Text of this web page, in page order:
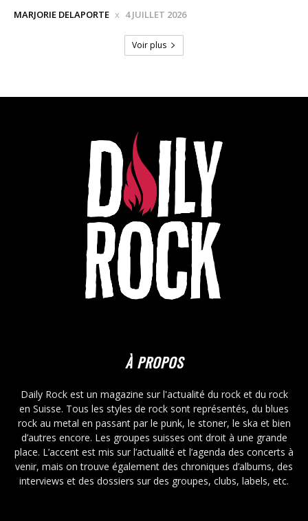
MARJORIE DELAPORTE 4 JUILLET 2026
Voir plus
À PROPOS
Daily Rock est un magazine sur l'actualité du rock et du rock
en Suisse. Tous les styles de rock sont représentés, du blues
rock au metal en passant par le punk, le stoner, le ska et bien
d’autres encore. Les groupes suisses ont droit à une grande
place. L’accent est mis sur l’actualité et l’agenda des concerts à
venir, mais on trouve également des chroniques d’albums, des
interviews et des dossiers sur des groupes, clubs, labels, etc.